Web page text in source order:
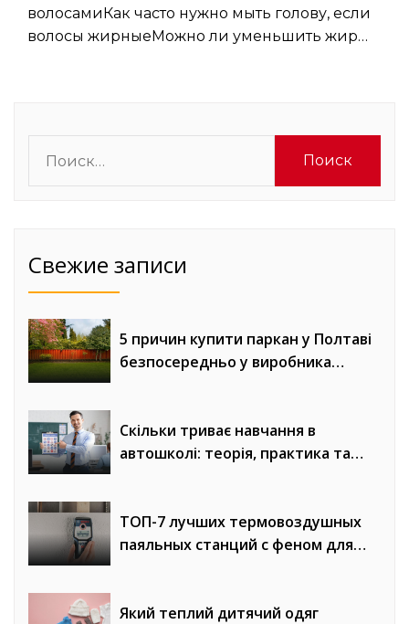
волосамиКак часто нужно мыть голову, если
волосы жирныеМожно ли уменьшить жир…
Свежие записи
5 причин купити паркан у Полтаві
безпосередньо у виробника
Скільки триває навчання в
автошколі: теорія, практика та
ТОП-7 лучших термовоздушных
паяльных станций с феном для
Який теплий дитячий одяг